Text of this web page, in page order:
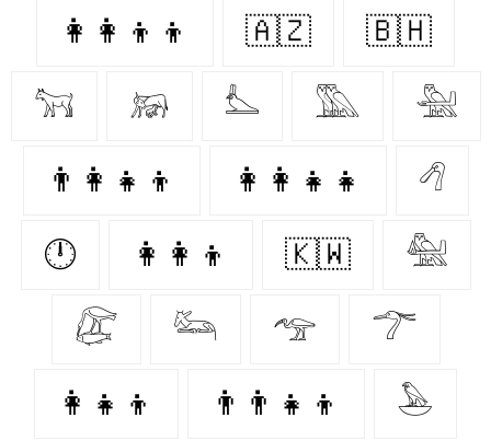
👩‍👩‍👦‍👦 🇦🇿 🇧🇭
𓃙 𓃖 𓅏 𓅔 𓅖
👨‍👩‍👧‍👦 👩‍👩‍👧‍👧 𓆁
🕛 👩‍👩‍👦 🇰🇼 𓅕
𓅻 𓃛 𓅠 𓆀
👩‍👧‍👦 👨‍👨‍👧‍👦 𓅅